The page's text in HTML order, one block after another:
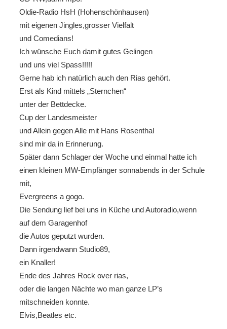
Oldie-Radio HsH (Hohenschönhausen)
mit eigenen Jingles,grosser Vielfalt
und Comedians!
Ich wünsche Euch damit gutes Gelingen
und uns viel Spass!!!!!
Gerne hab ich natürlich auch den Rias gehört.
Erst als Kind mittels „Sternchen“
unter der Bettdecke.
Cup der Landesmeister
und Allein gegen Alle mit Hans Rosenthal
sind mir da in Erinnerung.
Später dann Schlager der Woche und einmal hatte ich
einen kleinen MW-Empfänger sonnabends in der Schule
mit,
Evergreens a gogo.
Die Sendung lief bei uns in Küche und Autoradio,wenn
auf dem Garagenhof
die Autos geputzt wurden.
Dann irgendwann Studio89,
ein Knaller!
Ende des Jahres Rock over rias,
oder die langen Nächte wo man ganze LP’s
mitschneiden konnte.
Elvis,Beatles etc.